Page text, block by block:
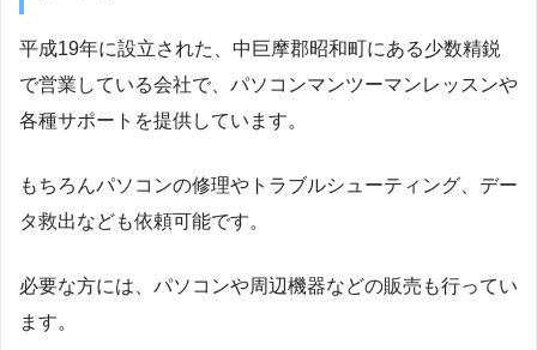
平成19年に設立された、中巨摩郡昭和町にある少数精鋭
で営業している会社で、パソコンマンツーマンレッスンや
各種サポートを提供しています。
もちろんパソコンの修理やトラブルシューティング、デー
タ救出なども依頼可能です。
必要な方には、パソコンや周辺機器などの販売も行ってい
ます。